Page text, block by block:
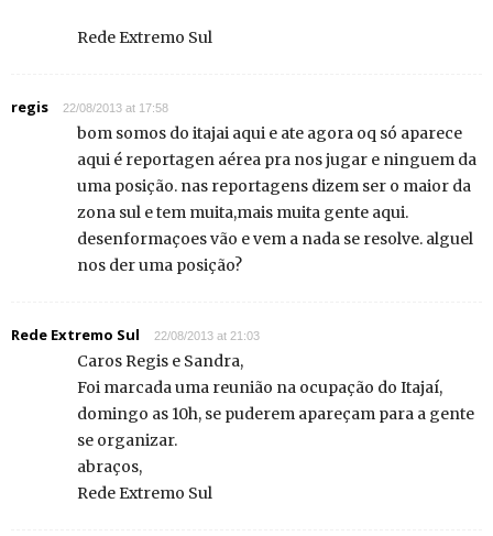
Rede Extremo Sul
regis 22/08/2013 at 17:58
bom somos do itajai aqui e ate agora oq só aparece
aqui é reportagen aérea pra nos jugar e ninguem da
uma posição. nas reportagens dizem ser o maior da
zona sul e tem muita,mais muita gente aqui.
desenformaçoes vão e vem a nada se resolve. alguel
nos der uma posição?
Rede Extremo Sul 22/08/2013 at 21:03
Caros Regis e Sandra,
Foi marcada uma reunião na ocupação do Itajaí,
domingo as 10h, se puderem apareçam para a gente
se organizar.
abraços,
Rede Extremo Sul